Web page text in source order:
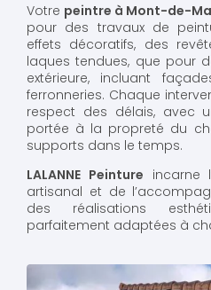
Votre peintre à Mont-de-
pour des travaux de
effets décoratifs, des
laques tendues, que pour
extérieure, incluant
ferronneries. Chaque
respect des délais, avec
portée à la propreté du
supports dans le temps.
LALANNE Peinture incarne
artisanal et de
des réalisations
parfaitement adaptées à